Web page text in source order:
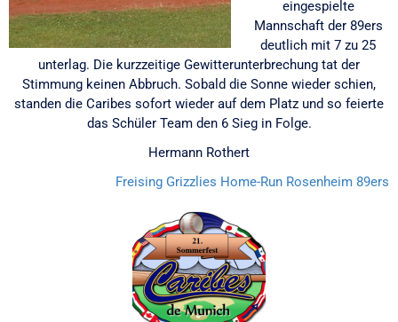
eingespielte
Mannschaft der 89ers
deutlich mit 7 zu 25
unterlag. Die kurzzeitige Gewitterunterbrechung tat der
Stimmung keinen Abbruch. Sobald die Sonne wieder schien,
standen die Caribes sofort wieder auf dem Platz und so feierte
das Schüler Team den 6 Sieg in Folge.
Hermann Rothert
Freising Grizzlies Home-Run Rosenheim 89ers